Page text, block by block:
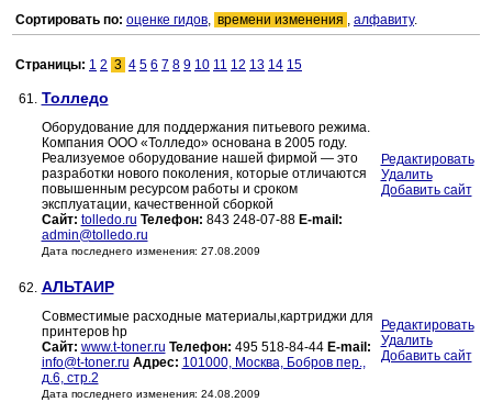
Сортировать по: оценке гидов, времени изменения , алфавиту.
Страницы: 1 2 3 4 5 6 7 8 9 10 11 12 13 14 15
61. Толледо
Оборудование для поддержания питьевого режима.
Компания ООО «Толледо» основана в 2005 году.
Реализуемое оборудование нашей фирмой — это
разработки нового поколения, которые отличаются
повышенным ресурсом работы и сроком
эксплуатации, качественной сборкой
Сайт: tolledo.ru Телефон: 843 248-07-88 E-mail:
admin@tolledo.ru
Дата последнего изменения: 27.08.2009
Редактировать
Удалить
Добавить сайт
62. АЛЬТАИР
Совместимые расходные материалы,картриджи для
принтеров hp
Сайт: www.t-toner.ru Телефон: 495 518-84-44 E-mail:
info@t-toner.ru Адрес: 101000, Москва, Бобров пер.,
д.6, стр.2
Дата последнего изменения: 24.08.2009
Редактировать
Удалить
Добавить сайт